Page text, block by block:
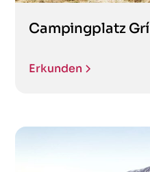
Campingplatz
Erkunden